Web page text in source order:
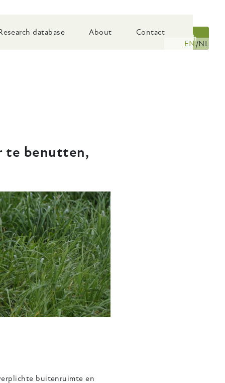
database About Contact
Search
EN NL
te benutten,
buitenruimte en